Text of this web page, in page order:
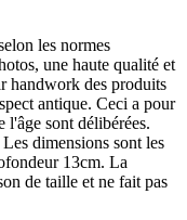
les normes
une haute qualité et
handwork des produits
antique. Ceci a pour
l'âge sont délibérées.
dimensions sont les
13cm. La
de taille et ne fait pas